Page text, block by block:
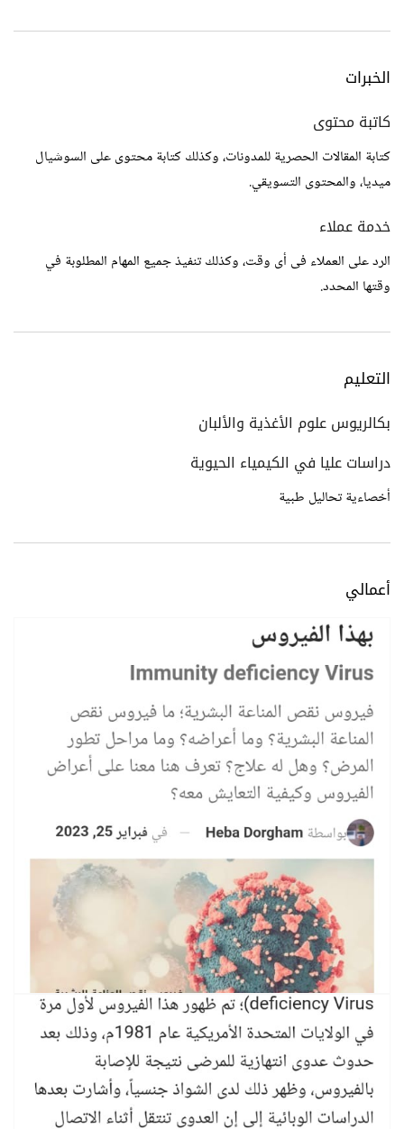
الخبرات
كاتبة محتوى
كتابة المقالات الحصرية للمدونات، وكذلك كتابة محتوى على السوشيال
ميديا، والمحتوى التسويقي.
خدمة عملاء
الرد على العملاء فى أى وقت، وكذلك تنفيذ جميع المهام المطلوبة في
وقتها المحدد.
التعليم
بكالريوس علوم الأغذية والألبان
دراسات عليا في الكيمياء الحيوية
أخصاءية تحاليل طبية
أعمالي